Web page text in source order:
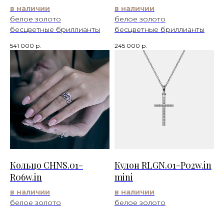
в наличии
белое золото
бесцветные бриллианты
541 000 р.
в наличии
белое золото
бесцветные бриллианты
245 000 р.
Кольцо CHNS.01-
R06w.in
в наличии
белое золото
Кулон RLGN.01-P02w.in
mini
в наличии
белое золото